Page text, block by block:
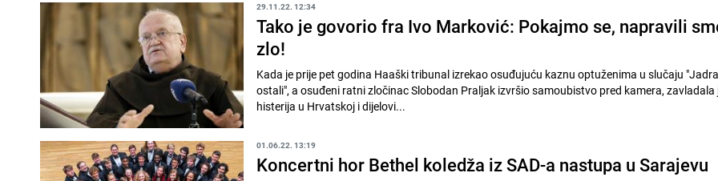
29.11.22. 12:34
Tako je govorio fra Ivo Marković: Pokajmo se, napravili
zlo!
Kada je prije pet godina Haaški tribunal izrekao osuđujuću kaznu optuženima u slučaju
ostali", a osuđeni ratni zločinac Slobodan Praljak izvršio samoubistvo pred kamera, zavladala
histerija u Hrvatskoj i dijelovi...
01.06.22. 13:19
Koncertni hor Bethel koledža iz SAD-a nastupa u Sarajevu